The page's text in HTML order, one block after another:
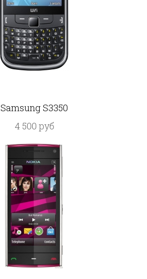
Samsung S3350
4 500 руб